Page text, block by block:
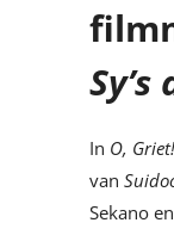
In O,
van
Sekano